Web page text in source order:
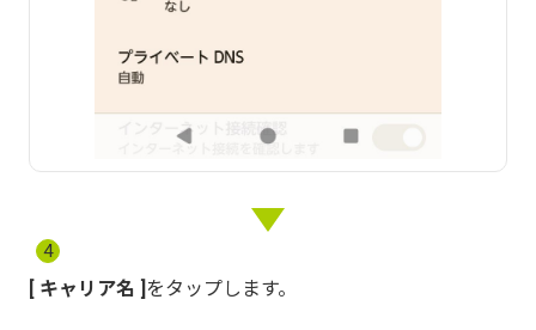
4
キャリア名 をタップします。